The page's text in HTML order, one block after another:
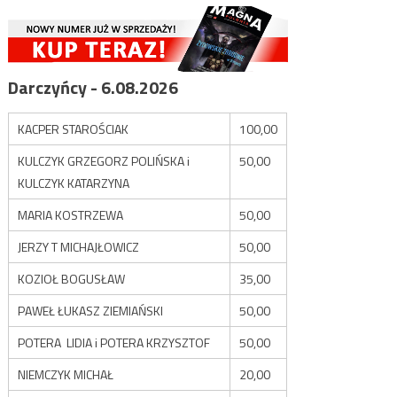
Darczyńcy - 6.08.2026
KACPER STAROŚCIAK
100,00
KULCZYK GRZEGORZ POLIŃSKA i
KULCZYK KATARZYNA
50,00
MARIA KOSTRZEWA
50,00
JERZY T MICHAJŁOWICZ
50,00
KOZIOŁ BOGUSŁAW
35,00
PAWEŁ ŁUKASZ ZIEMIAŃSKI
50,00
POTERA LIDIA i POTERA KRZYSZTOF
50,00
NIEMCZYK MICHAŁ
20,00